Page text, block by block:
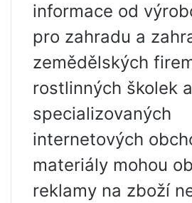
informace od
pro zahradu a
zemědělských
rostlinných školek a
specializovaných
internetových
materiály mohou
reklamy na zboží